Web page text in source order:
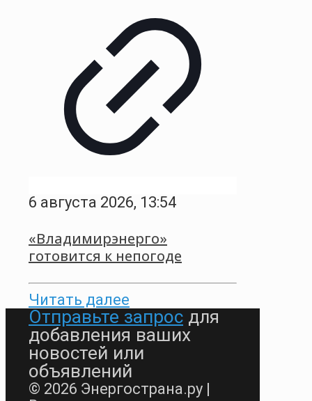
6 августа 2026, 13:54
«Владимирэнерго»
готовится к непогоде
Читать далее
Отправьте запрос для
добавления ваших
новостей или
объявлений
© 2026 Энергострана.ру |